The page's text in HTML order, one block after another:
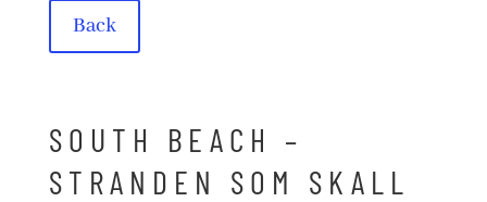
Back
SOUTH BEACH –
STRANDEN SOM SKALL